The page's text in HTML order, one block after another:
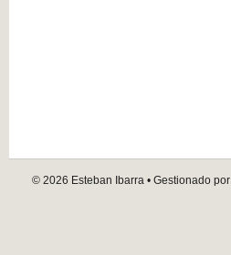
© 2026 Esteban Ibarra • Gestionado por